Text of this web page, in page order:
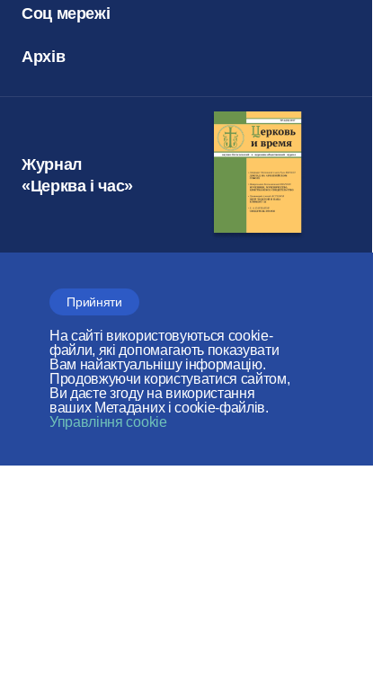
Прийняти
На сайті використовуються cookie-
файли, які допомагають показувати
Вам найактуальнішу інформацію.
Продовжуючи користуватися сайтом,
Ви даєте згоду на використання
ваших Метаданих і cookie-файлів.
Управління cookie
Соц мережі
Архів
Журнал
«Церква і час»
Відділ зовнішніх церковних
зв'язків
МОСКОВСЬКОГО ПАТРІАРХАТУ
Вебсайт зроблений за сприяння